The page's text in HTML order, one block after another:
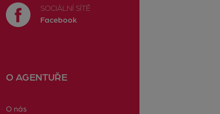
SOCIÁLNÍ SÍTĚ
Facebook
O AGENTUŘE
O nás